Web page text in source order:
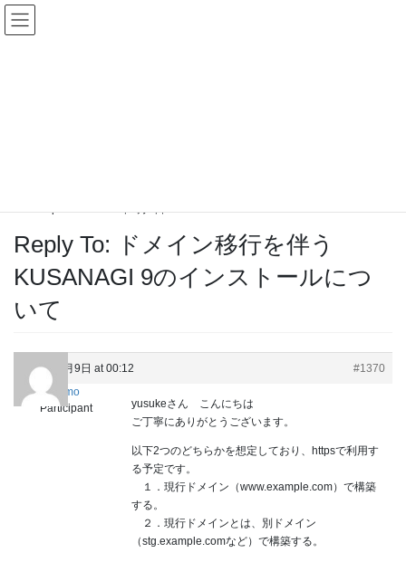
Skip
Skip
Reply To: ドメイン移行を伴う
KUSANAGI 9のインストールにつ
いて
2024年4月9日 at 00:12
#1370
toytomo
Participant
yusukeさん こんにちは
ご丁寧にありがとうございます。
以下2つのどちらかを想定しており、httpsで利用す
る予定です。
１．現行ドメイン（www.example.com）で構築
する。
２．現行ドメインとは、別ドメイン
（stg.example.comなど）で構築する。